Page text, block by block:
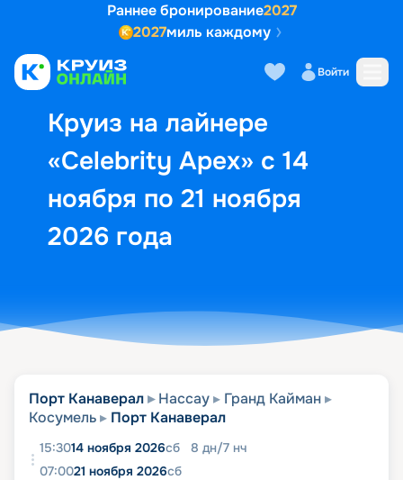
Раннее бронирование2027
2027миль каждому
Войти
Круиз на лайнере
«Celebrity Apex» с 14
ноября по 21 ноября
2026 года
Выбор кают Маршрут и
Порт Канаверал Нассау
Гранд Кайман
Косумель
Порт Канаверал
15:3014 ноября 2026сб 8 дн/7 нч
07:0021 ноября 2026сб